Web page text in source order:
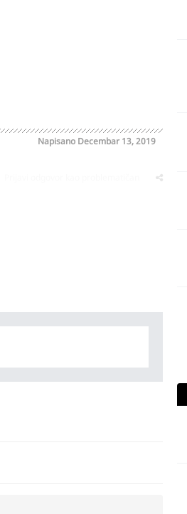
Napisano Decembar 13, 2019